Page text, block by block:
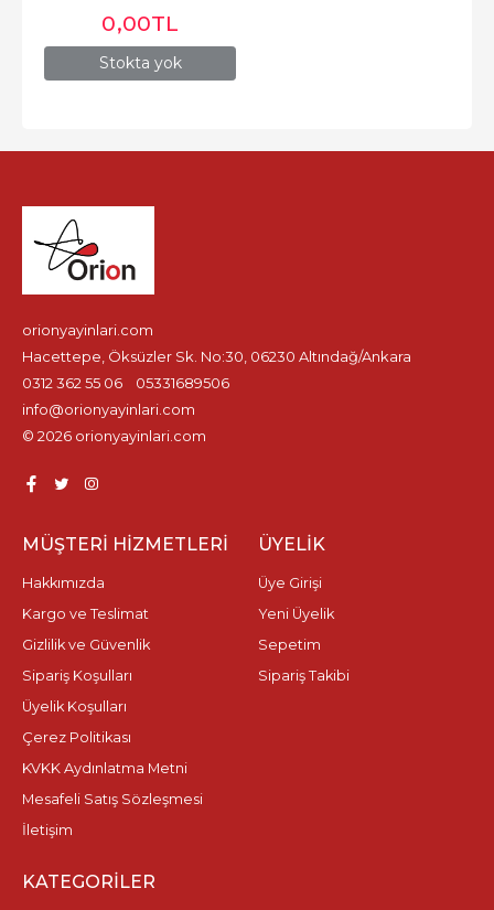
Stokta yok
0,00TL
orionyayinlari.com
Hacettepe, Öksüzler Sk. No:30, 06230 Altındağ/Ankara
0312 362 55 06
05331689506
info@orionyayinlari.com
© 2026 orionyayinlari.com
MÜŞTERI HIZMETLERI
Hakkımızda
Kargo ve Teslimat
Gizlilik ve Güvenlik
Sipariş Koşulları
Üyelik Koşulları
Çerez Politikası
KVKK Aydınlatma Metni
Mesafeli Satış Sözleşmesi
İletişim
ÜYELIK
Üye Girişi
Yeni Üyelik
Sepetim
Sipariş Takibi
KATEGORILER